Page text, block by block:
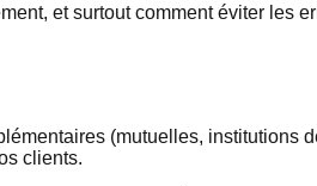
et surtout comment éviter les
(mutuelles, institutions
clients.